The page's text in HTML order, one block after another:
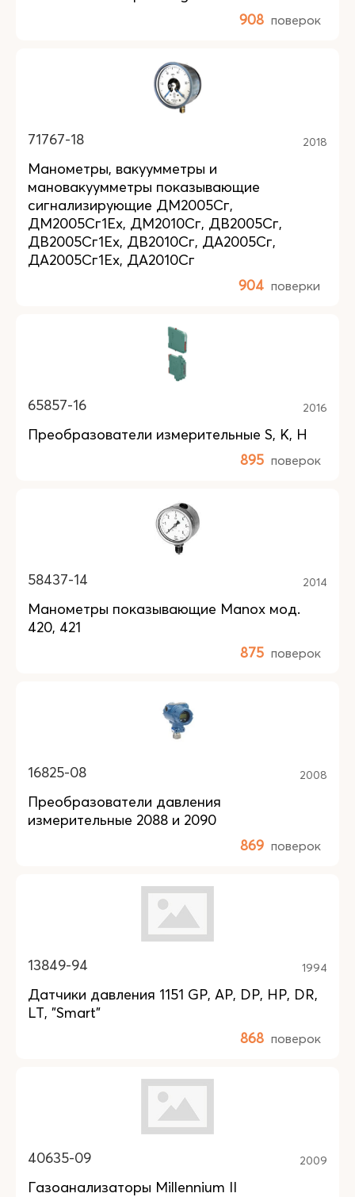
908 поверок
71767-18 2018
Манометры, вакуумметры и
мановакуумметры показывающие
сигнализирующие ДМ2005Сг,
ДМ2005Сг1Ех, ДМ2010Сг, ДВ2005Сг,
ДВ2005Сг1Ех, ДВ2010Сг, ДА2005Сг,
ДА2005Сг1Ех, ДА2010Сг
904 поверки
65857-16 2016
Преобразователи измерительные S, K, H
895 поверок
58437-14 2014
Манометры показывающие Manox мод.
420, 421
875 поверок
16825-08 2008
Преобразователи давления
измерительные 2088 и 2090
869 поверок
13849-94 1994
Датчики давления 1151 GP, AP, DP, HP, DR,
LT, "Smart"
868 поверок
40635-09 2009
Газоанализаторы Millennium II